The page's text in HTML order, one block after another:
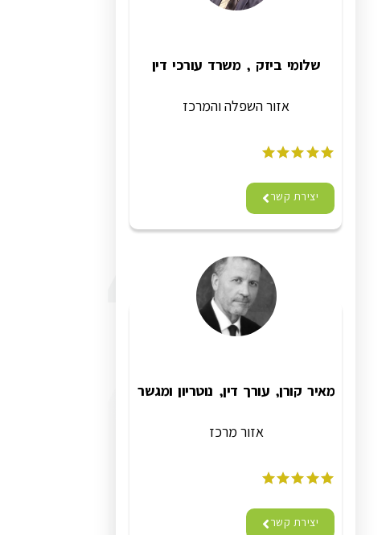
שלומי ביזק , משרד עורכי דין
אזור השפלה והמרכז
יצירת קשר
מאיר קורן, עורך דין, נוטריון ומגשר
אזור מרכז
יצירת קשר